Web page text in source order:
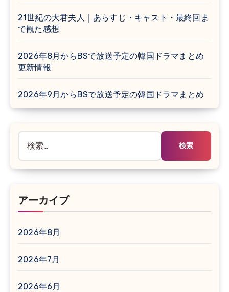
21世紀の大君夫人｜あらすじ・キャスト・最終回ま
で観た感想
2026年8月からBSで放送予定の韓国ドラマまとめ
更新情報
2026年9月からBSで放送予定の韓国ドラマまとめ
アーカイブ
2026年8月
2026年7月
2026年6月